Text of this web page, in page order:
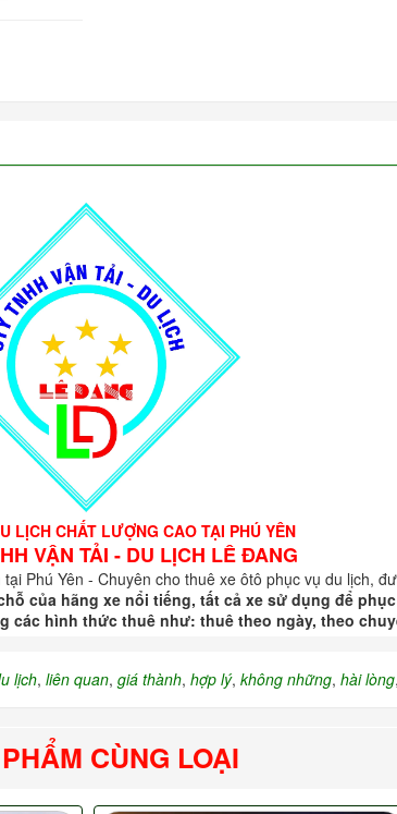
LỊCH CHẤT LƯỢNG CAO TẠI PHÚ YÊN
VẬN TẢI - DU LỊCH LÊ ĐANG
Phú Yên - Chuyên cho thuê xe ôtô phục vụ du lịch,
của hãng xe nổi tiếng, tất cả xe sử dụng để
hình thức thuê như: thuê theo ngày, theo
lịch, liên quan, giá thành, hợp lý, không những, hài lòng,
CÙNG LOẠI